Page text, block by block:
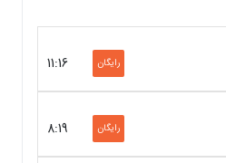
11:16 رایگان
8:19 رایگان